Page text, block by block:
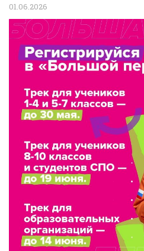
01.06.2026